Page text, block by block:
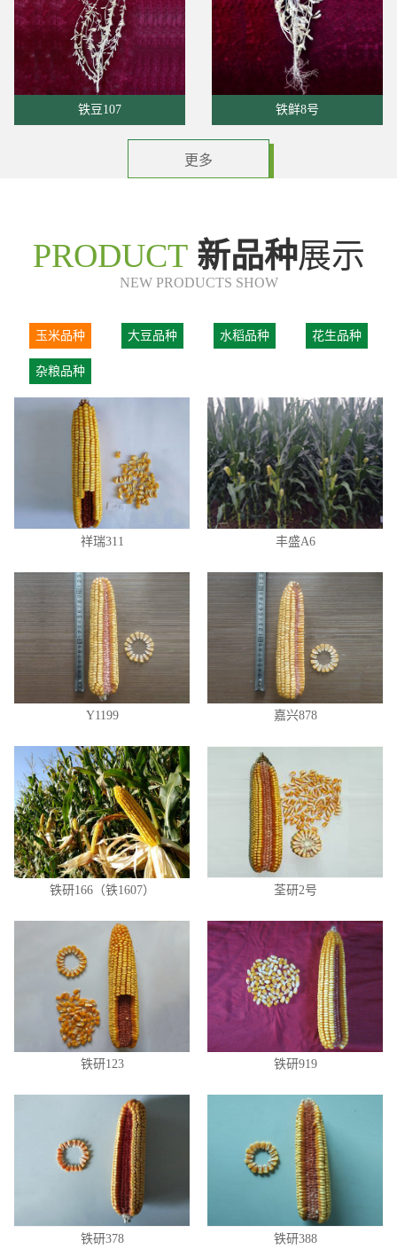
铁鲜8号 铁豆110
更多
PRODUCT 新品种展示
NEW PRODUCTS SHOW
玉米品种 大豆品种 水稻品种 花生品种
杂粮品种
祥瑞311 丰盛A6
Y1199 嘉兴878
铁研166（铁1607） 荃研2号
铁研123 铁研919
铁研378 铁研388